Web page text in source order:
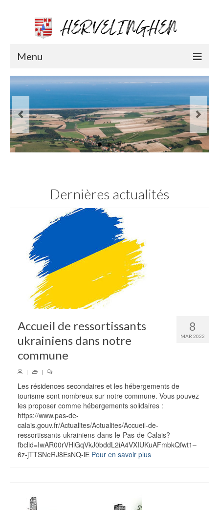
Menu
Vie municipale
Coordonnées et permanence
CR du Conseil municipal
Les élus
Infos pratiques
Enfance / jeunesse
Ecole
Santé
Transports en commun
Seniors
Tennis
Bibliothèque
CCAS
Notre village
Le village en images
Commerces et artisanats
Dernières actualités
8
MAR 2022
Accueil de ressortissants
ukrainiens dans notre
commune
| |
Les résidences secondaires et les hébergements de
tourisme sont nombreux sur notre commune. Vous pouvez
les proposer comme hébergements solidaires :
https://www.pas-de-
calais.gouv.fr/Actualites/Actualites/Accueil-de-
ressortissants-ukrainiens-dans-le-Pas-de-Calais?
fbclid=IwAR00rVHiGqVkJ0bddL2iA4VXIUKuAFmbkQfwt1–
6z-jTTSNeRJ8EsNQ-lE Pour en savoir plus